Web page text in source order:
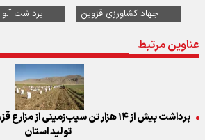
جهاد کشاورزی قزوین برداشت آلو
عناوین مرتبط
برداشت بیش از ۱۴ هزار تن سیب‌زمینی
تولید استان